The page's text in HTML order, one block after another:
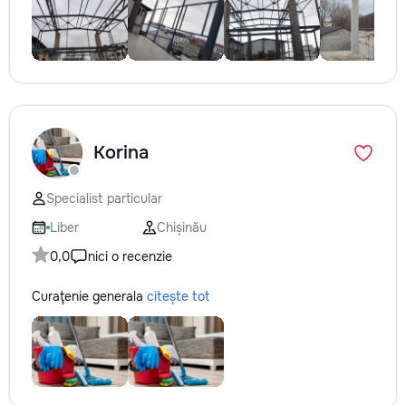
Korina
Specialist particular
Liber
Chișinău
0,0
nici o recenzie
Curaţenie generala citește tot